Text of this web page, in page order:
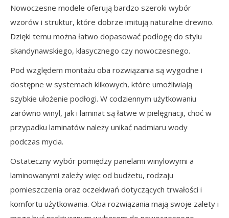
Nowoczesne modele oferują bardzo szeroki wybór
wzorów i struktur, które dobrze imitują naturalne drewno.
Dzięki temu można łatwo dopasować podłogę do stylu
skandynawskiego, klasycznego czy nowoczesnego.
Pod względem montażu oba rozwiązania są wygodne i
dostępne w systemach klikowych, które umożliwiają
szybkie ułożenie podłogi. W codziennym użytkowaniu
zarówno winyl, jak i laminat są łatwe w pielęgnacji, choć w
przypadku laminatów należy unikać nadmiaru wody
podczas mycia.
Ostateczny wybór pomiędzy panelami winylowymi a
laminowanymi zależy więc od budżetu, rodzaju
pomieszczenia oraz oczekiwań dotyczących trwałości i
komfortu użytkowania. Oba rozwiązania mają swoje zalety i